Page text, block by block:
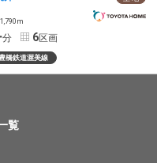
分 6区画
橋鉄道渥美線
覧